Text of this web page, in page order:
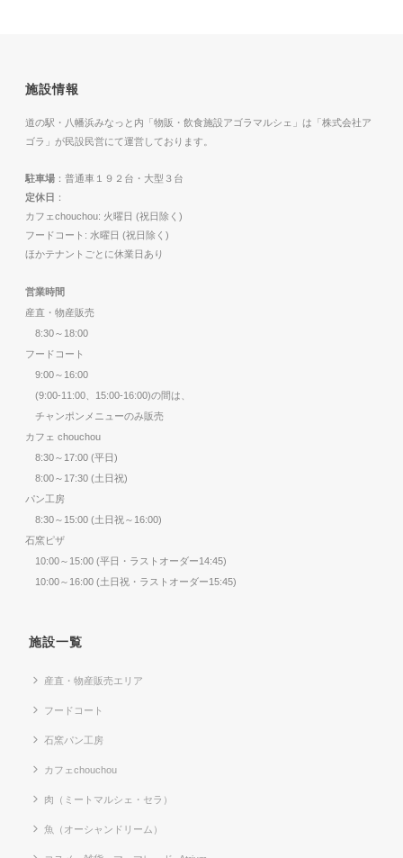
施設情報
道の駅・八幡浜みなっと内「物販・飲食施設アゴラマルシェ」は「株式会社ア
ゴラ」が民設民営にて運営しております。
駐車場 ：普通車１９２台・大型３台
定休日 ：
カフェchouchou: 火曜日 (祝日除く)
フードコート: 水曜日 (祝日除く)
ほかテナントごとに休業日あり
営業時間
産直・物産販売
8:30～18:00
フードコート
9:00～16:00
(9:00-11:00、15:00-16:00)の間は、
チャンポンメニューのみ販売
カフェ chouchou
8:30～17:00 (平日)
8:00～17:30 (土日祝)
パン工房
8:30～15:00 (土日祝～16:00)
石窯ピザ
10:00～15:00 (平日・ラストオーダー14:45)
10:00～16:00 (土日祝・ラストオーダー15:45)
施設一覧
産直・物産販売エリア
フードコート
石窯パン工房
カフェchouchou
肉（ミートマルシェ・セラ）
魚（オーシャンドリーム）